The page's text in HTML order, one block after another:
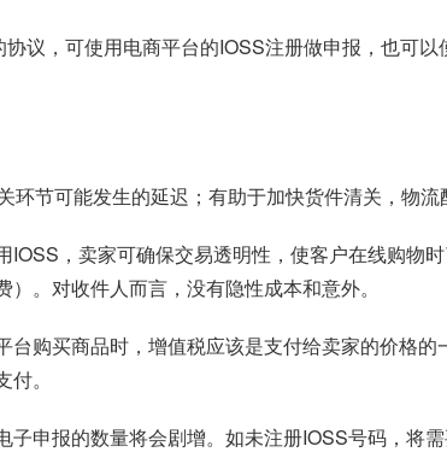
议，可使用电商平台的IOSS注册做申报，也可以
节可能发生的延迟；有助于加快货件清关，物流
，卖家可确保交易透明性，使客户在线购物
。对收件人而言，没有隐性成本和意外。
购买商品时，增值税应该是支付给卖家的价格的
。
申报的数量将会剧增。如未注册IOSS号码，将